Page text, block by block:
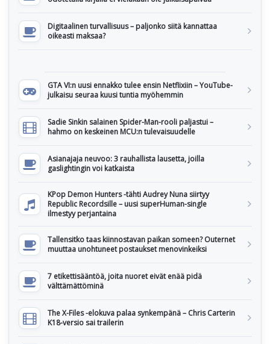
Digitaalinen turvallisuus – paljonko siitä kannattaa
oikeasti maksaa?
GTA VI:n uusi ennakko tulee ensin Netflixiin – YouTube-
julkaisu seuraa kuusi tuntia myöhemmin
Sadie Sinkin salainen Spider-Man-rooli paljastui –
hahmo on keskeinen MCU:n tulevaisuudelle
Asianajaja neuvoo: 3 rauhallista lausetta, joilla
gaslightingin voi katkaista
KPop Demon Hunters -tähti Audrey Nuna siirtyy
Republic Recordsille – uusi superHuman-single
ilmestyy perjantaina
Tallensitko taas kiinnostavan paikan someen? Outernet
muuttaa unohtuneet postaukset menovinkeiksi
7 etikettisääntöä, joita nuoret eivät enää pidä
välttämättöminä
The X-Files -elokuva palaa synkempänä – Chris Carterin
K18-versio sai trailerin